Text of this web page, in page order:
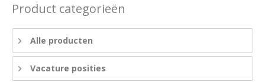
Product categorieën
Alle producten
Vacature posities